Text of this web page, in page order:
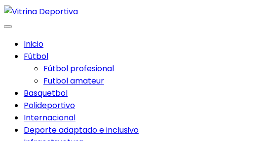
Inicio
Fútbol
Fútbol profesional
Futbol amateur
Basquetbol
Polideportivo
Internacional
Deporte adaptado e inclusivo